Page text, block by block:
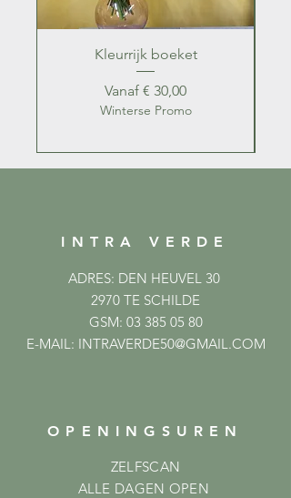
Kleurrijk boeket
Vanaf € 30,00
Verkoopprijs
Winterse Promo
INTRA VERDE
ADRES: DEN HEUVEL 30
2970 TE SCHILDE
GSM: 03 385 05 80
E-MAIL: INTRAVERDE50@GMAIL.COM
OPENINGSUREN
ZELFSCAN
ALLE DAGEN OPEN